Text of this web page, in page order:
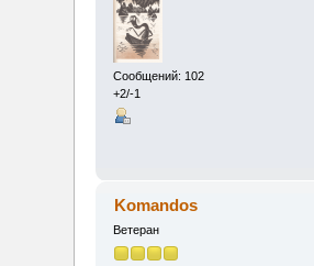
Сообщений: 102
+2/-1
Komandos
Ветеран